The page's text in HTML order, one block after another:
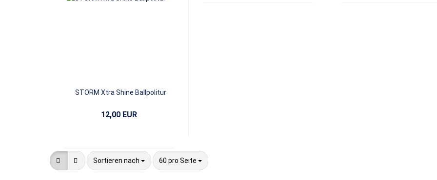
STORM Xtra Shine Ballpolitur
12,00 EUR
Sortieren nach
Sortieren nach 60 pro Seite
pro Seite